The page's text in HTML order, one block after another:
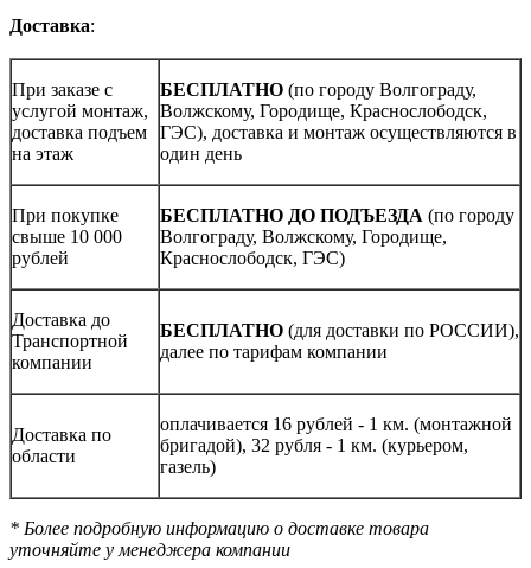
Доставка:
При заказе с
услугой монтаж,
доставка подъем
на этаж
БЕСПЛАТНО (по городу Волгограду,
Волжскому, Городище, Краснослободск,
ГЭС), доставка и монтаж осуществляются в
один день
При покупке
свыше 10 000
рублей
БЕСПЛАТНО ДО ПОДЪЕЗДА (по городу
Волгограду, Волжскому, Городище,
Краснослободск, ГЭС)
Доставка до
Транспортной
компании
БЕСПЛАТНО (для доставки по РОССИИ),
далее по тарифам компании
Доставка по
области
оплачивается 16 рублей - 1 км. (монтажной
бригадой), 32 рубля - 1 км. (курьером,
газель)
* Более подробную информацию о доставке товара
уточняйте у менеджера компании